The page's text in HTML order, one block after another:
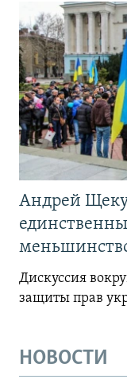
Андрей
Дискуссия
защиты прав
НОВОСТИ